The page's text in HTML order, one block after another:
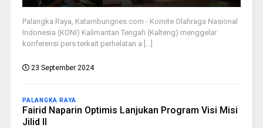
Palangka Raya, Katambungnes.com - Komite Olahraga Nasional
Indonesia (KONI) Kalimantan Tengah (Kalteng) menggelar
konferensi pers terkait perhelatan a [...]
23 September 2024
PALANGKA RAYA
Fairid Naparin Optimis Lanjukan Program Visi Misi
Jilid II